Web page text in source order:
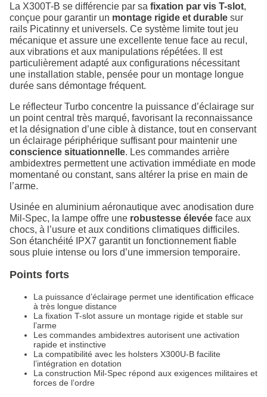
La X300T-B se différencie par sa fixation par vis T-slot,
conçue pour garantir un montage rigide et durable sur
rails Picatinny et universels. Ce système limite tout jeu
mécanique et assure une excellente tenue face au recul,
aux vibrations et aux manipulations répétées. Il est
particulièrement adapté aux configurations nécessitant
une installation stable, pensée pour un montage longue
durée sans démontage fréquent.
Le réflecteur Turbo concentre la puissance d’éclairage sur
un point central très marqué, favorisant la reconnaissance
et la désignation d’une cible à distance, tout en conservant
un éclairage périphérique suffisant pour maintenir une
conscience situationnelle. Les commandes arrière
ambidextres permettent une activation immédiate en mode
momentané ou constant, sans altérer la prise en main de
l’arme.
Usinée en aluminium aéronautique avec anodisation dure
Mil-Spec, la lampe offre une robustesse élevée face aux
chocs, à l’usure et aux conditions climatiques difficiles.
Son étanchéité IPX7 garantit un fonctionnement fiable
sous pluie intense ou lors d’une immersion temporaire.
Points forts
La puissance d’éclairage permet une identification efficace
à très longue distance
La fixation T-slot assure un montage rigide et stable sur
l’arme
Les commandes ambidextres autorisent une activation
rapide et instinctive
La compatibilité avec les holsters X300U-B facilite
l’intégration en dotation
La construction Mil-Spec répond aux exigences militaires et
forces de l’ordre